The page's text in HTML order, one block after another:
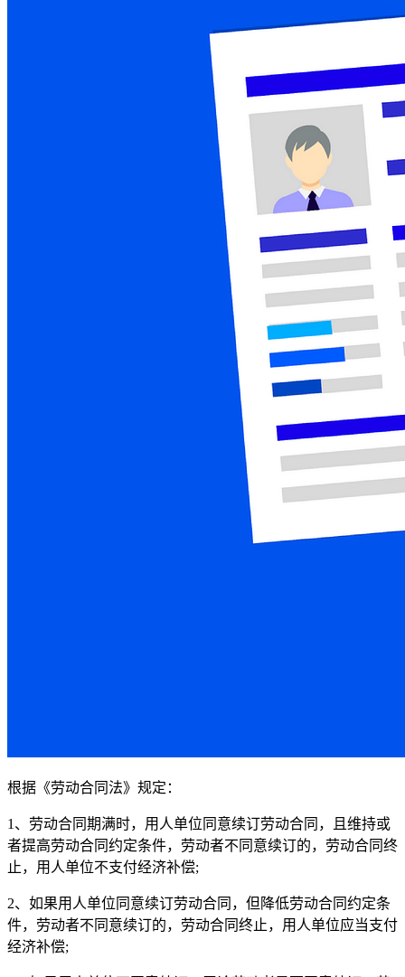
根据《劳动合同法》规定：
1、劳动合同期满时，用人单位同意续订劳动合同，且维持或
者提高劳动合同约定条件，劳动者不同意续订的，劳动合同终
止，用人单位不支付经济补偿;
2、如果用人单位同意续订劳动合同，但降低劳动合同约定条
件，劳动者不同意续订的，劳动合同终止，用人单位应当支付
经济补偿;